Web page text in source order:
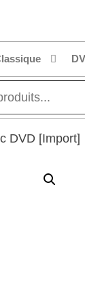
DVD [Import]